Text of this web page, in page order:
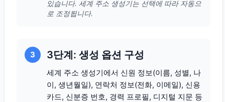
있습니다. 세계 주소 생성기는 선택에 따라 자동으
로 조정됩니다.
3 3단계: 생성 옵션 구성
세계 주소 생성기에서 신원 정보(이름, 성별, 나
이, 생년월일), 연락처 정보(전화, 이메일), 신용
카드, 신분증 번호, 경력 프로필, 디지털 지문 등